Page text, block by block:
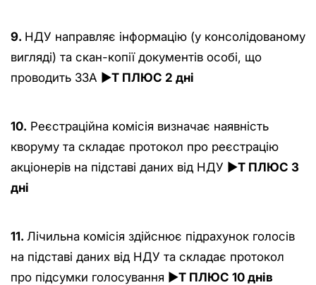
9. НДУ направляє інформацію (у консолідованому
вигляді) та скан-копії документів особі, що
проводить ЗЗА ►Т ПЛЮС 2 дні
10. Pеєстраційна комісія визначає наявність
кворуму та складає протокол про реєстрацію
акціонерів на підставі даних від НДУ ►Т ПЛЮС 3
дні
11. Лічильна комісія здійснює підрахунок голосів
на підставі даних від НДУ та складає протокол
про підсумки голосування ►Т ПЛЮС 10 днів